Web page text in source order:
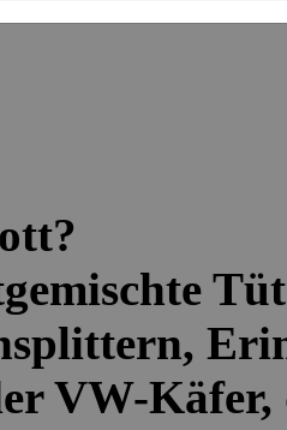
VW-Käfer,